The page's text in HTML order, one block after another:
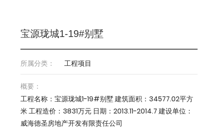
宝源珑城1-19#别墅
所属分类： 工程项目
概要：
工程名称：宝源珑城1-19#别墅 建筑面积：34577.02平方
米 工程造价：3831万元 日期：2013.11-2014.7 建设单位：
威海德圣房地产开发有限责任公司